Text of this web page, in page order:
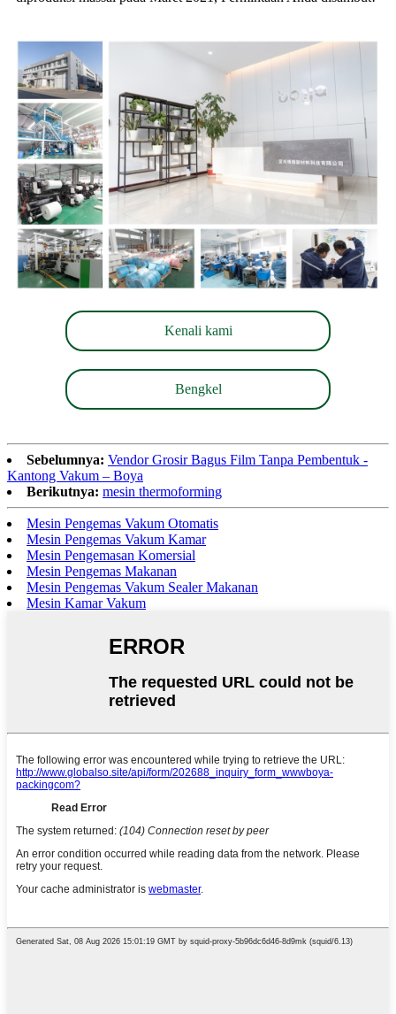
Kenali kami
Bengkel
Sebelumnya: Vendor Grosir Bagus Film Tanpa Pembentuk -
Kantong Vakum – Boya
Berikutnya: mesin thermoforming
Mesin Pengemas Vakum Otomatis
Mesin Pengemas Vakum Kamar
Mesin Pengemasan Komersial
Mesin Pengemas Makanan
Mesin Pengemas Vakum Sealer Makanan
Mesin Kamar Vakum